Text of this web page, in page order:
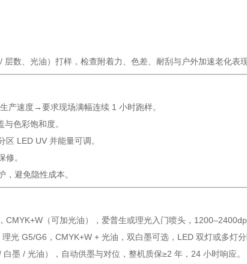
数、光油）打样，检查附着力、色差、耐刮与户外加速老化表
产速度→要求现场满幅连续 1 小时跑样。
色彩饱和度。
LED UV 并能量可调。
。
避免隐性成本。
（可加光油），爱普生或理光入门喷头，1200–2400dpi
光 G5/G6，CMYK+W + 光油，双白墨可选，LED 双灯或多灯分
墨 / 光油），自动供墨与对位，整机质保≥2 年，24 小时响应。